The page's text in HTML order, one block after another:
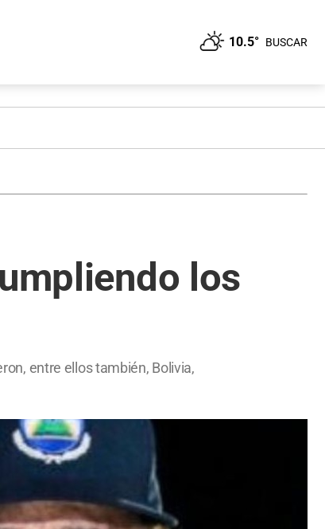
10.5° BUSCAR
los
entre ellos también, Bolivia,